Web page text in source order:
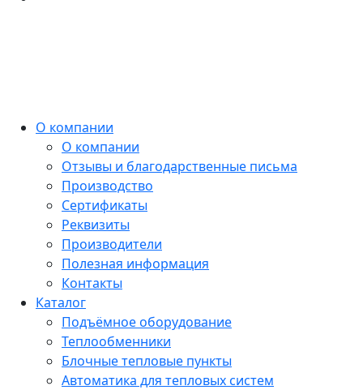
О компании
О компании
Отзывы и благодарственные письма
Производство
Сертификаты
Реквизиты
Производители
Полезная информация
Контакты
Каталог
Подъёмное оборудование
Теплообменники
Блочные тепловые пункты
Автоматика для тепловых систем